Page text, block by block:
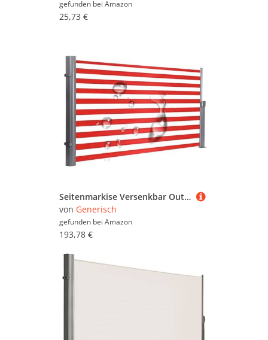
gefunden bei Amazon
25,73 €
Seitenmarkise Versenkbar Outdoor Sichtschutz Wasserdicht UV-beständig für Garten Hof Balkon Höhenverstellbar
von Generisch
gefunden bei Amazon
193,78 €